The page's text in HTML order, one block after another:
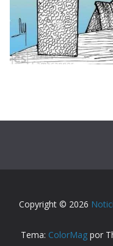
Copyright © 2026
Tema: ColorMagpor